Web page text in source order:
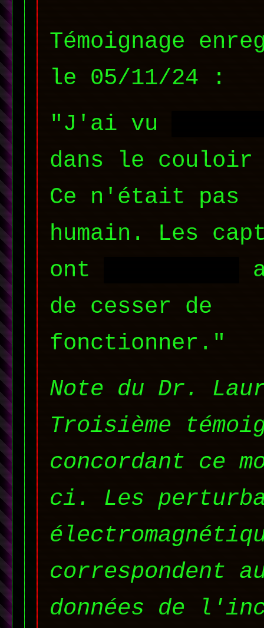
Témoignage
le 05/11/24 :
"J'ai vu
dans le couloir
Ce n'était pas
humain. Les
ont
de cesser de
fonctionner."
Note du Dr.
Troisième
concordant ce
ci. Les
correspondent
données de